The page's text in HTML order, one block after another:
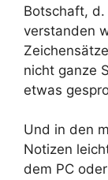
Botschaft,
verstanden
nicht ganze
etwas
Und in den
Notizen
dem PC